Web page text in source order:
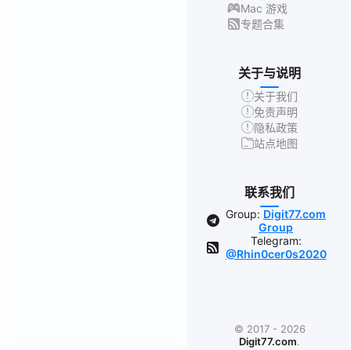
Mac 游戏
专题合集
关于与说明
关于我们
免责声明
隐私政策
站点地图
联系我们
Group: Digit77.com
Group
Telegram:
@Rhin0cer0s2020
© 2017 - 2026
Digit77.com.